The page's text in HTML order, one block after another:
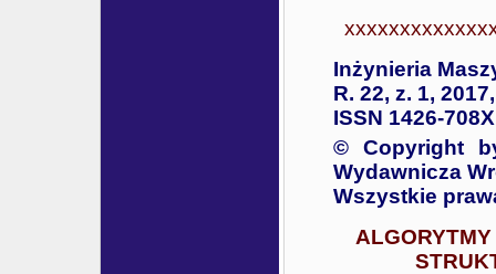
Inżynieria
R. 22, z. 1,
ISSN 1426-708X
© Copyright
Wydawnicza
Wszystkie